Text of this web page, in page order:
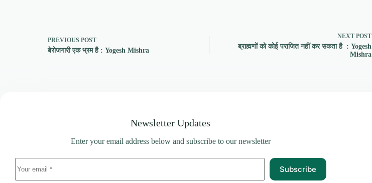
PREVIOUS POST
बेरोजगारी एक भ्रम है : Yogesh Mishra
NEXT POST
ब्राह्मणों को कोई पराजित नहीं कर सकता है : Yogesh
Mishra
Newsletter Updates
Enter your email address below and subscribe to our newsletter
Subscribe